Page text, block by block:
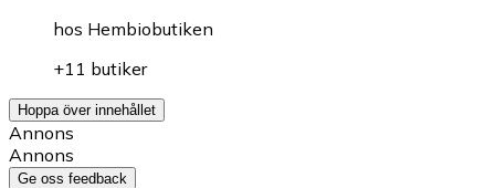
hos Hembiobutiken
+11 butiker
Hoppa över innehållet
Annons
Annons
Ge oss feedback